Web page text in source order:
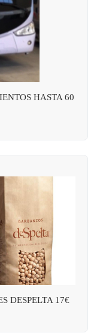
HASTA 60
DESPELTA 17€